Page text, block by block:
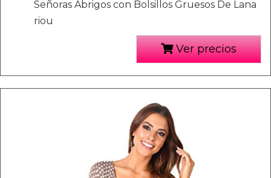
Señoras Abrigos con Bolsillos Gruesos De Lana
riou
Ver precios